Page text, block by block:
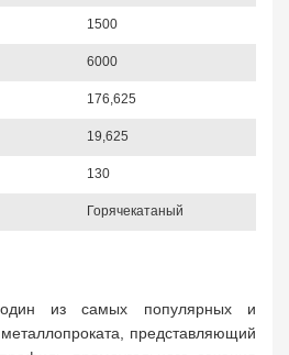
1500
6000
176,625
19,625
130
Горячекатаный
из самых популярных и
представляющий